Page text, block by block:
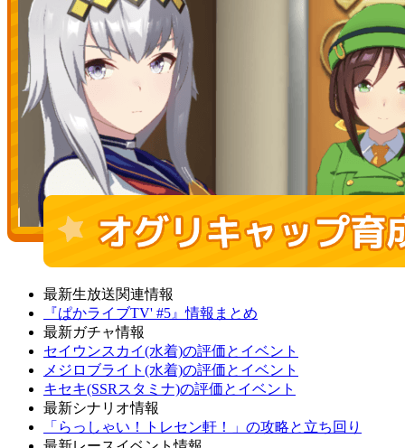
最新生放送関連情報
『ぱかライブTV' #5』情報まとめ
最新ガチャ情報
セイウンスカイ(水着)の評価とイベント
メジロブライト(水着)の評価とイベント
キセキ(SSRスタミナ)の評価とイベント
最新シナリオ情報
「らっしゃい！トレセン軒！」の攻略と立ち回り